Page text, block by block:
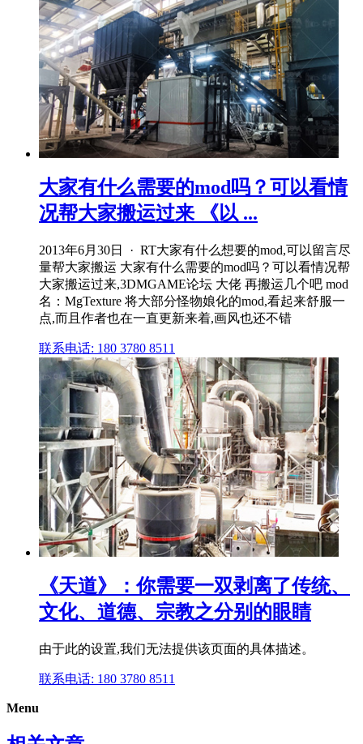
大家有什么需要的mod吗？可以看情
况帮大家搬运过来 《以 ...
2013年6月30日 · RT大家有什么想要的mod,可以留言尽
量帮大家搬运 大家有什么需要的mod吗？可以看情况帮
大家搬运过来,3DMGAME论坛 大佬 再搬运几个吧 mod
名：MgTexture 将大部分怪物娘化的mod,看起来舒服一
点,而且作者也在一直更新来着,画风也还不错
联系电话: 180 3780 8511
《天道》：你需要一双剥离了传统、
文化、道德、宗教之分别的眼睛
由于此的设置,我们无法提供该页面的具体描述。
联系电话: 180 3780 8511
Menu